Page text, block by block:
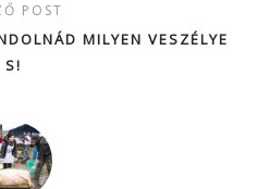
POST
MILYEN VESZÉLYE
S!